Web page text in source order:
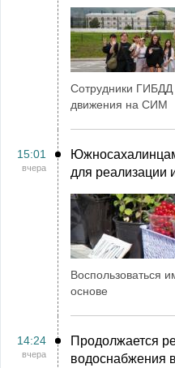
Сотрудники
движения на СИМ
15:01
вчера
для реализации
Воспользоваться
основе
14:24
вчера
Продолжается
водоснабжения